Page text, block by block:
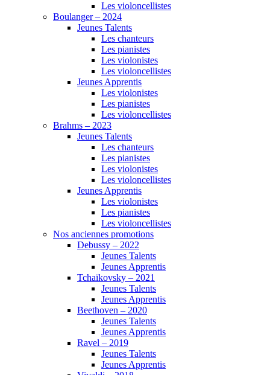
Les violoncellistes
Boulanger – 2024
Jeunes Talents
Les chanteurs
Les pianistes
Les violonistes
Les violoncellistes
Jeunes Apprentis
Les violonistes
Les pianistes
Les violoncellistes
Brahms – 2023
Jeunes Talents
Les chanteurs
Les pianistes
Les violonistes
Les violoncellistes
Jeunes Apprentis
Les violonistes
Les pianistes
Les violoncellistes
Nos anciennes promotions
Debussy – 2022
Jeunes Talents
Jeunes Apprentis
Tchaïkovsky – 2021
Jeunes Talents
Jeunes Apprentis
Beethoven – 2020
Jeunes Talents
Jeunes Apprentis
Ravel – 2019
Jeunes Talents
Jeunes Apprentis